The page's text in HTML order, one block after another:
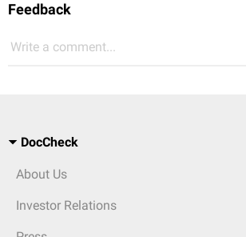
Feedback
Write a comment...
DocCheck
About Us
Investor Relations